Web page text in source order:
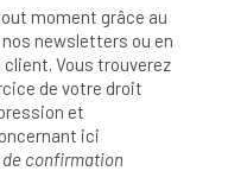
moment grâce au
newsletters ou en
Vous trouverez
de votre droit
et
ici
confirmation